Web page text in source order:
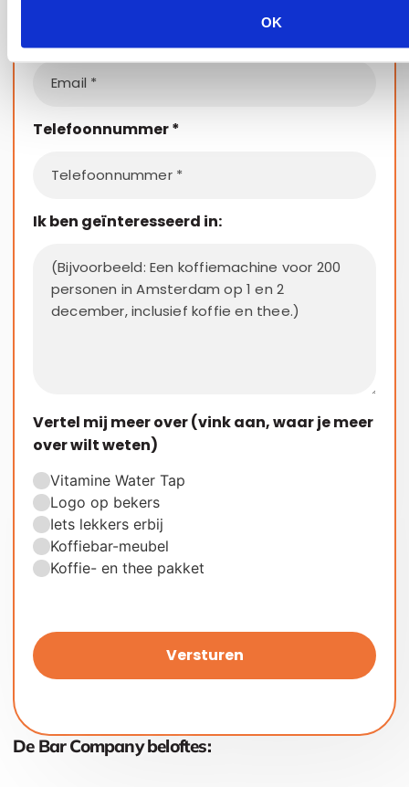
OK
De Bar Company beloftes:
Telefoonnummer*
Ik ben geïnteresseerd in:
Vertel mij meer over (vink aan, waar je meer
over wilt weten)
Vitamine Water Tap
Logo op bekers
Iets lekkers erbij
Koffiebar-meubel
Koffie- en thee pakket
Versturen